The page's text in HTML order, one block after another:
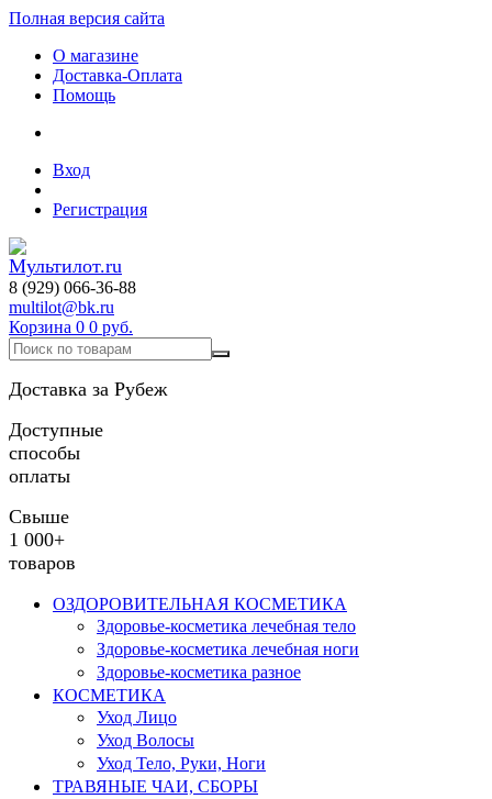
Полная версия сайта
О магазине
Доставка-Оплата
Помощь
Вход
Регистрация
8 (929) 066-36-88
multilot@bk.ru
Корзина 0 0 руб.
Доставка за Рубеж
Доступные
способы
оплаты
Свыше
1 000+
товаров
ОЗДОРОВИТЕЛЬНАЯ КОСМЕТИКА
Здоровье-косметика лечебная тело
Здоровье-косметика лечебная ноги
Здоровье-косметика разное
КОСМЕТИКА
Уход Лицо
Уход Волосы
Уход Тело, Руки, Ноги
ТРАВЯНЫЕ ЧАИ, СБОРЫ